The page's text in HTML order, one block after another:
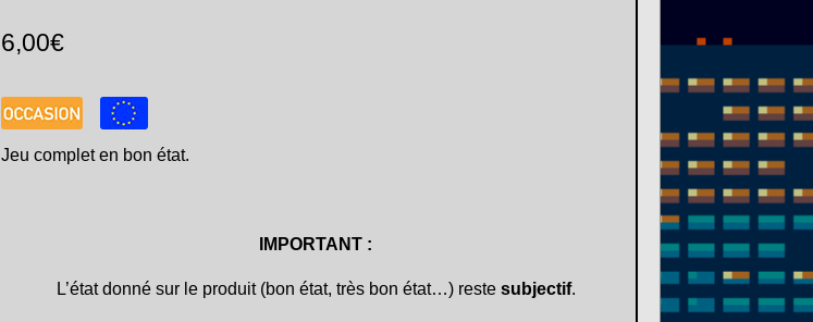
6,00€
Jeu complet en bon état.
IMPORTANT :
L’état donné sur le produit (bon état, très bon état…) reste subjectif.